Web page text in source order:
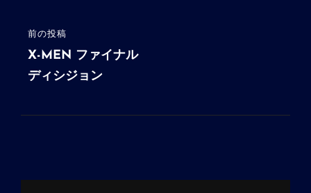
ゲ
ー
シ
前
の
投
前の投稿
X-MEN ファイナル
ディシジョン